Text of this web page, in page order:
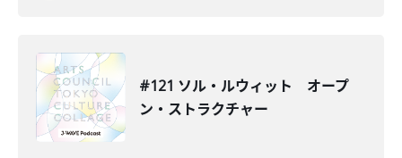
#121 ソル・ルウィット オープ
ン・ストラクチャー